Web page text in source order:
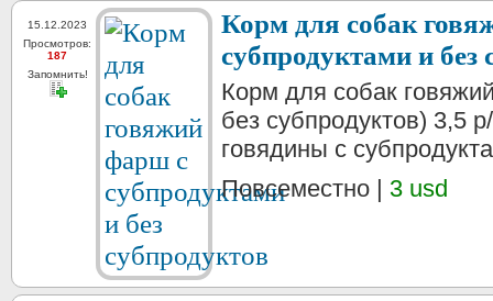
15.12.2023
Просмотров:
187
Запомнить!
Корм для собак
субпродуктами и без
Корм для собак
без субпродуктов) 3,5
говядины с
Повсеместно | 3 usd